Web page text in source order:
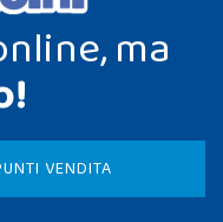
ma
VENDITA